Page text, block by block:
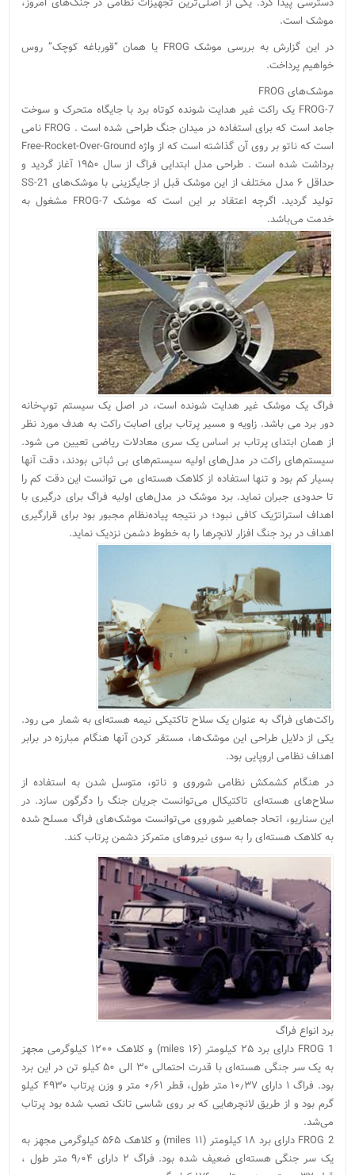
موشک است.
در این گزارش به بررسی موشک FROG یا همان “قورباغه کوچک” روس
خواهیم پرداخت.
موشک‌های FROG
FROG-7 یک راکت غیر هدایت شونده کوتاه برد با جایگاه متحرک و سوخت
جامد است که برای استفاده در میدان جنگ طراحی شده است . FROG نامی
است که ناتو بر روی آن گذاشته است که از واژه Free-Rocket-Over-Ground
برداشت شده است . طراحی مدل ابتدایی فراگ از سال ۱۹۵۰ آغاز گردید و
حداقل ۶ مدل مختلف از این موشک قبل از جایگزینی با موشک‌های SS-21
تولید گردید. اگرچه اعتقاد بر این است که موشک FROG-7 مشغول به
خدمت می‌باشد.
فراگ یک موشک غیر هدایت شونده است، در اصل یک سیستم توپ‌خانه
دور برد می باشد. زاویه و مسیر پرتاب برای اصابت راکت به هدف مورد نظر
از همان ابتدای پرتاب بر اساس یک سری معادلات ریاضی تعیین می شود.
سیستم‌های راکت در مدل‌های اولیه سیستم‌های بی ثباتی بودند، دقت آنها
بسیار کم بود و تنها استفاده از کلاهک هسته‌ای می توانست این دقت کم را
تا حدودی جبران نماید. برد موشک در مدل‌های اولیه فراگ برای درگیری با
اهداف استراتژیک کافی نبود؛ در نتیجه پیاده‌نظام مجبور بود برای قرارگیری
اهداف در برد جنگ افزار لانچرها را به خطوط دشمن نزدیک نماید.
راکت‌های فراگ به عنوان یک سلاح تاکتیکی نیمه هسته‌ای به شمار می رود.
یکی از دلایل طراحی این موشک‌ها، مستقر کردن آنها هنگام مبارزه در برابر
اهداف نظامی اروپایی بود.
در هنگام کشمکش نظامی شوروی و ناتو، متوسل شدن به استفاده از
سلاح‌های هسته‌ای تاکتیکال می‌توانست جریان جنگ را دگرگون سازد. در
این سناریو، اتحاد جماهیر شوروی می‌توانست موشک‌های فراگ مسلح شده
به کلاهک هسته‌ای را به سوی نیروهای متمرکز دشمن پرتاب کند.
برد انواع فراگ
FROG 1 دارای برد ۲۵ کیلومتر (۱۶ miles) و کلاهک ۱۲۰۰ کیلوگرمی مجهز
به یک سر جنگی هسته‌ای با قدرت احتمالی ۳۰ الی ۵۰ کیلو تن در این برد
بود. فراگ ۱ دارای ۱۰٫۳۷ متر طول، قطر ۰٫۶۱ متر و وزن پرتاب ۴۹۳۰ کیلو
گرم بود و از طریق لانچرهایی که بر روی شاسی تانک نصب شده بود پرتاب
می‌شد.
FROG 2 دارای برد ۱۸ کیلومتر (۱۱ miles) و کلاهک ۵۶۵ کیلوگرمی مجهز به
یک سر جنگی هسته‌ای ضعیف شده بود. فراگ ۲ دارای ۹٫۰۴ متر طول ،